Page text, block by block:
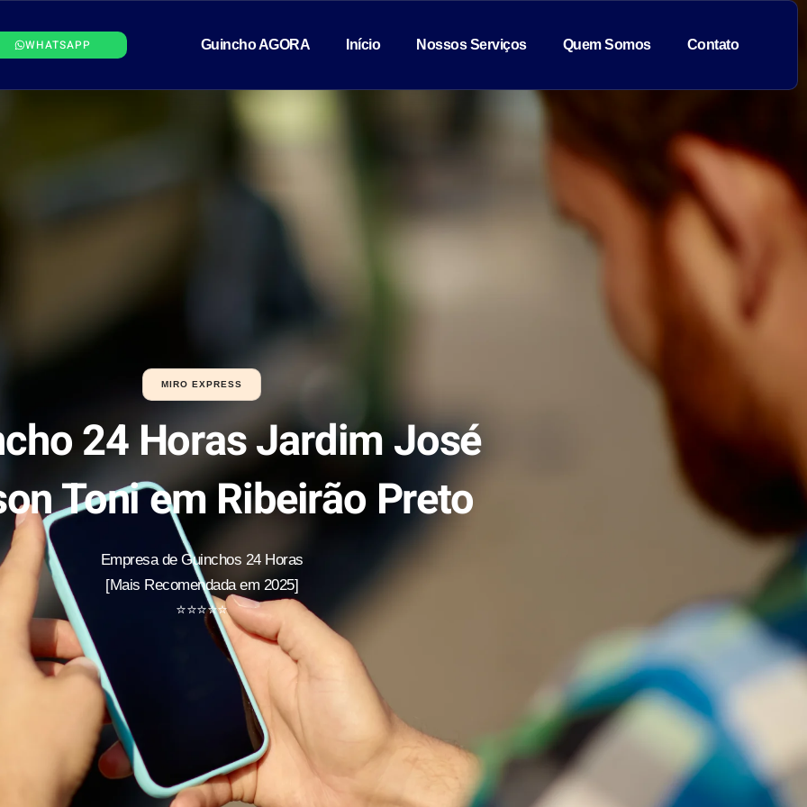
WHATSAPP Guincho AGORA Início Nossos Serviços Quem Somos Contato
MIRO EXPRESS
24 Horas Jardim José
Toni em Ribeirão Preto
Empresa de Guinchos 24 Horas
[Mais Recomendada em 2025]
⭐⭐⭐⭐⭐